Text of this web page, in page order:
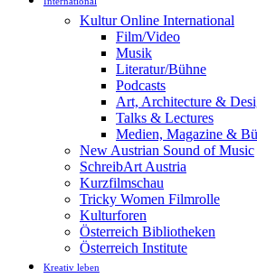
Kultur Online International
Film/Video
Musik
Literatur/Bühne
Podcasts
Art, Architecture &
Talks & Lectures
Medien, Magazine &
New Austrian Sound of Music
SchreibArt Austria
Kurzfilmschau
Tricky Women Filmrolle
Kulturforen
Österreich Bibliotheken
Österreich Institute
Kreativ leben